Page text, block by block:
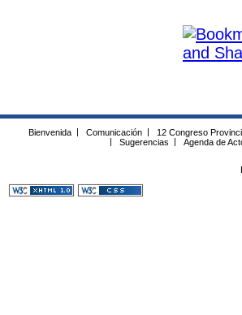
Bienvenida Comunicación 12 Congreso
Sugerencias Agenda de